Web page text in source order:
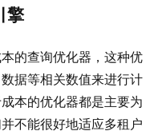
擎
的查询优化器，这种优
据等相关数值来进行计
本的优化器都是主要为
不能很好地适应多租户